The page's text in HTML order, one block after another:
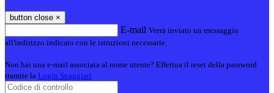
button close ×
E-mail Verrà inviato un messaggio
all'indirizzo indicato con le istruzioni necessarie.
Non hai una e-mail associata al nome utente? Effettua il reset della password
tramite la Login Spaggiari